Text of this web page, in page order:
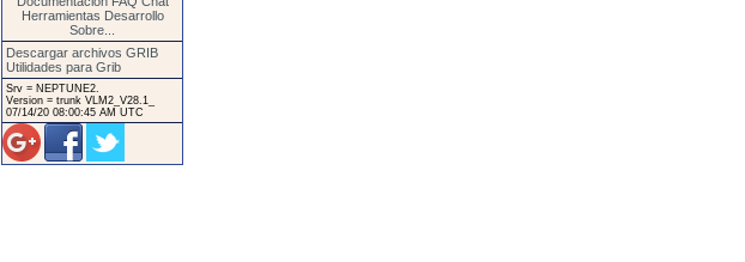
Herramientas Desarrollo
Sobre...
Descargar archivos GRIB
Utilidades para Grib
Srv = NEPTUNE2.
Version = trunk VLM2_V28.1_
07/14/20 08:00:45 AM UTC